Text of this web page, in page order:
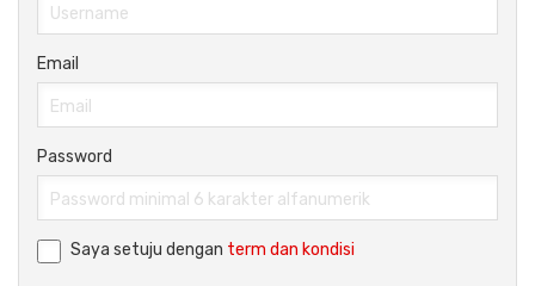
Email
Password
Saya setuju dengan term dan kondisi